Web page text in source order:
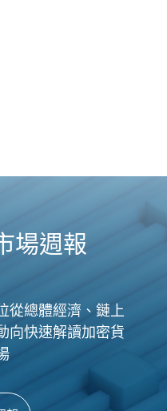
場週報
從總體經濟、鏈上
向快速解讀加密貨